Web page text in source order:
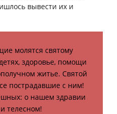
вывести их и
молятся святому
здоровье, помощи
житье. Святой
пострадавшие с ним!
о нашем здравии
телесном!